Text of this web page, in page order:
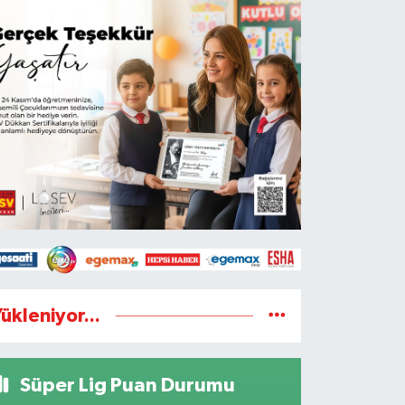
Süper Lig Puan Durumu